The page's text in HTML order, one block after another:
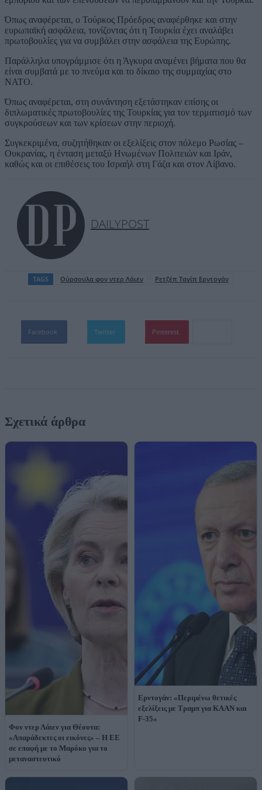
Όπως αναφέρεται, ο Τούρκος Πρόεδρος αναφέρθηκε και στην
ευρωπαϊκή ασφάλεια, τονίζοντας ότι η Τουρκία έχει αναλάβει
πρωτοβουλίες για να συμβάλει στην ασφάλεια της Ευρώπης.
Παράλληλα υπογράμμισε ότι η Άγκυρα αναμένει βήματα που θα
είναι συμβατά με το πνεύμα και το δίκαιο της συμμαχίας στο
ΝΑΤΟ.
Όπως αναφέρεται, στη συνάντηση εξετάστηκαν επίσης οι
διπλωματικές πρωτοβουλίες της Τουρκίας για τον τερματισμό των
συγκρούσεων και των κρίσεων στην περιοχή.
Συγκεκριμένα, συζητήθηκαν οι εξελίξεις στον πόλεμο Ρωσίας –
Ουκρανίας, η ένταση μεταξύ Ηνωμένων Πολιτειών και Ιράν,
καθώς και οι επιθέσεις του Ισραήλ στη Γάζα και στον Λίβανο.
DAILYPOST
TAGS Ούρσουλα φον ντερ Λάιεν Ρετζέπ Ταγίπ Ερντογάν
Facebook Twitter Pinterest
Σχετικά άρθρα
Φον ντερ Λάιεν για Θέουτα:
«Απαράδεκτες οι εικόνες» – Η ΕΕ
σε επαφή με το Μαρόκο για το
μεταναστευτικό
Ερντογάν: «Περιμένω θετικές
εξελίξεις με Τραμπ για KAAN και
F-35»